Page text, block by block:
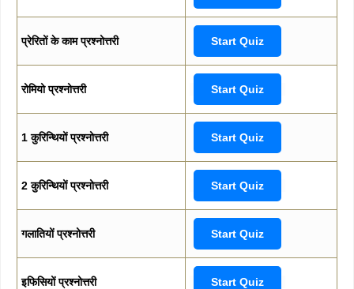
प्रेरितों के काम प्रश्नोत्तरी Start Quiz
रोमियो प्रश्नोत्तरी Start Quiz
1 कुरिन्थियों प्रश्नोत्तरी Start Quiz
2 कुरिन्थियों प्रश्नोत्तरी Start Quiz
गलातियों प्रश्नोत्तरी Start Quiz
इफिसियों प्रश्नोत्तरी Start Quiz